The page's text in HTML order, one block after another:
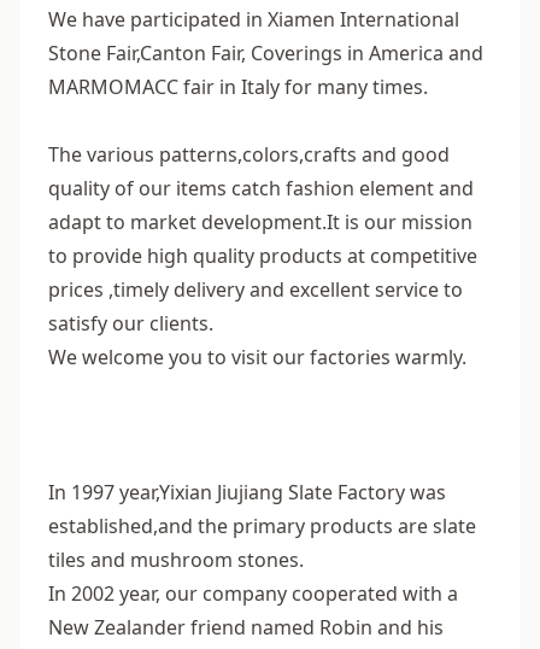
We have participated in Xiamen International
Stone Fair,Canton Fair, Coverings in America and
MARMOMACC fair in Italy for many times.
The various patterns,colors,crafts and good
quality of our items catch fashion element and
adapt to market development.It is our mission
to provide high quality products at competitive
prices ,timely delivery and excellent service to
satisfy our clients.
We welcome you to visit our factories warmly.
In 1997 year,Yixian Jiujiang Slate Factory was
established,and the primary products are slate
tiles and mushroom stones.
In 2002 year, our company cooperated with a
New Zealander friend named Robin and his